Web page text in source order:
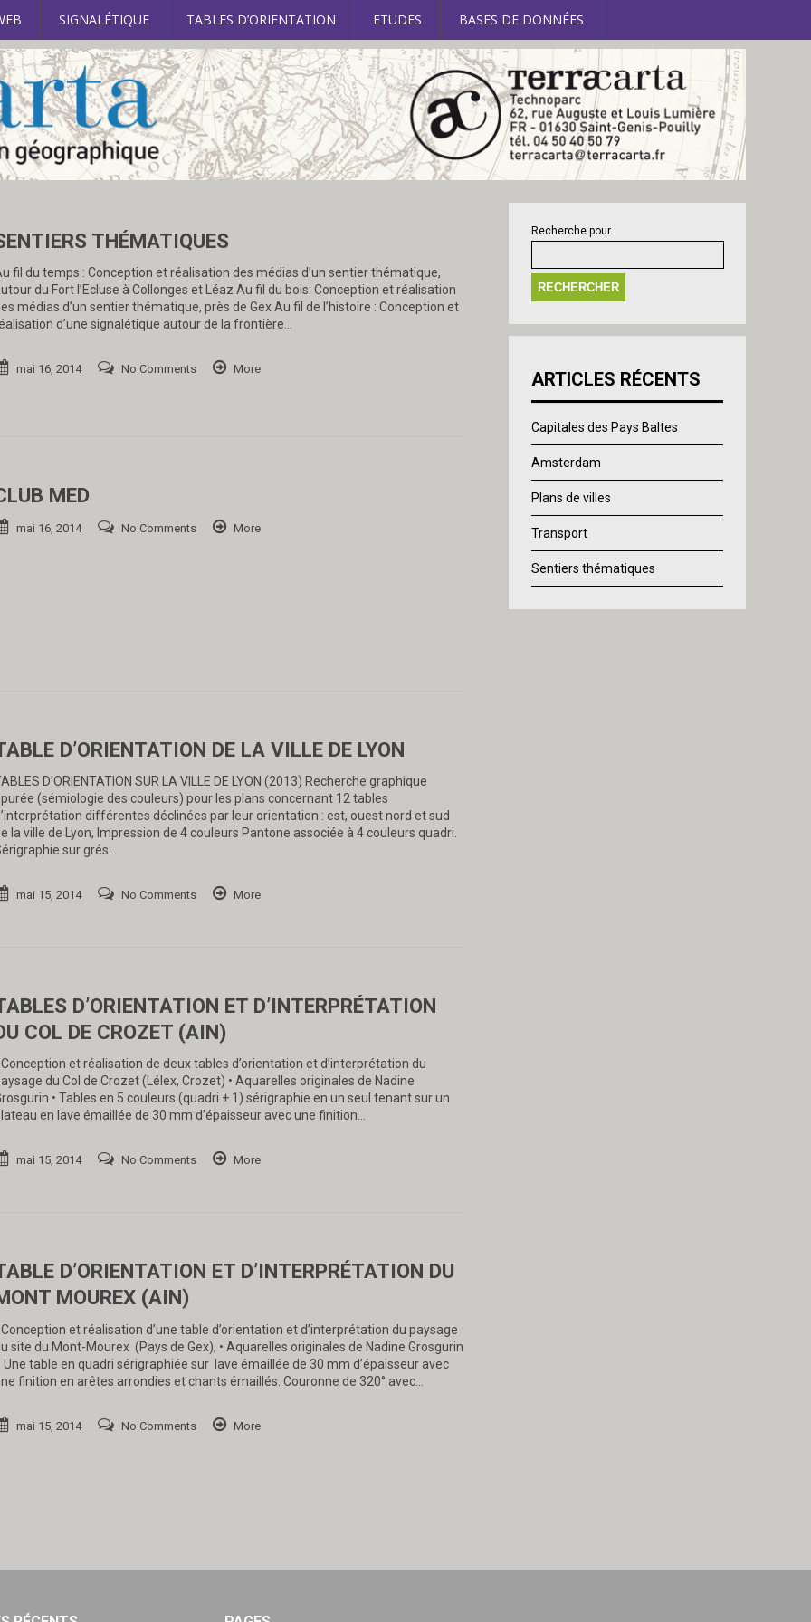
SIGNALÉTIQUE TABLES D’ORIENTATION ETUDES BASES DE DONNÉES
THÉMATIQUES
fil du temps : Conception et réalisation des médias d’un sentier thématique,
du Fort l’Ecluse à Collonges et Léaz Au fil du bois: Conception et réalisation
médias d’un sentier thématique, près de Gex Au fil de l’histoire : Conception et
d’une signalétique autour de la frontière…
mai 16, 2014 No Comments More
MED
mai 16, 2014 No Comments More
D’ORIENTATION DE LA VILLE DE LYON
D’ORIENTATION SUR LA VILLE DE LYON (2013) Recherche graphique
(sémiologie des couleurs) pour les plans concernant 12 tables
différentes déclinées par leur orientation : est, ouest nord et sud
la ville de Lyon, Impression de 4 couleurs Pantone associée à 4 couleurs quadri.
sur grés…
mai 15, 2014 No Comments More
D’ORIENTATION ET D’INTERPRÉTATION
COL DE CROZET (AIN)
Conception et réalisation de deux tables d’orientation et d’interprétation du
du Col de Crozet (Lélex, Crozet) • Aquarelles originales de Nadine
• Tables en 5 couleurs (quadri + 1) sérigraphie en un seul tenant sur un
en lave émaillée de 30 mm d’épaisseur avec une finition…
mai 15, 2014 No Comments More
D’ORIENTATION ET D’INTERPRÉTATION DU
MOUREX (AIN)
Conception et réalisation d’une table d’orientation et d’interprétation du paysage
site du Mont-Mourex (Pays de Gex), • Aquarelles originales de Nadine Grosgurin
Une table en quadri sérigraphiée sur lave émaillée de 30 mm d’épaisseur avec
finition en arêtes arrondies et chants émaillés. Couronne de 320° avec…
mai 15, 2014 No Comments More
Recherche pour :
ARTICLES RÉCENTS
Capitales des Pays Baltes
Amsterdam
Plans de villes
Transport
Sentiers thématiques